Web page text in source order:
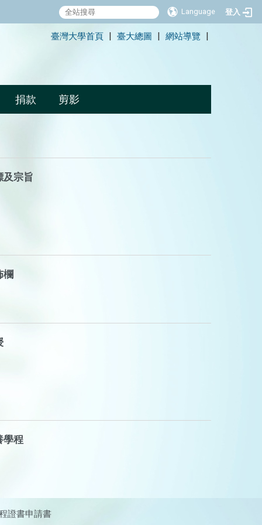
Language 登入
臺灣大學首頁 | 臺大總圖 | 網站導覽 |
捐款 剪影
及宗旨
欄
學程
證書申請書